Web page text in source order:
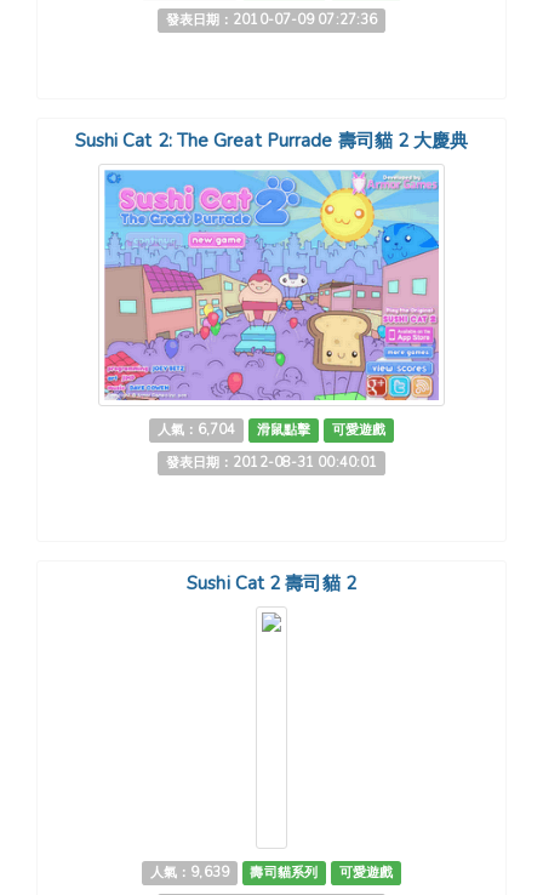
發表日期：2010-07-09 07:27:36
Sushi Cat 2: The Great Purrade 壽司貓 2 大慶典
人氣：6,704 滑鼠點擊
可愛遊戲
發表日期：2012-08-31 00:40:01
Sushi Cat 2 壽司貓 2
人氣：9,639 壽司貓系列
可愛遊戲